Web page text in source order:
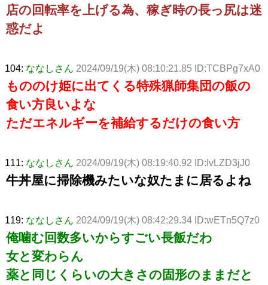
店の回転率を上げる為、稼ぎ時の長っ尻は迷
惑だよ
104: ななしさん 2024/09/19(木) 08:10:21.85 ID:TCBPg7xA0
もののけ姫に出てくる特殊猟師集団の飯の
食い方良いよな
ただエネルギーを補給するだけの食い方
111: ななしさん 2024/09/19(木) 08:19:40.92 ID:IvLZD3jJ0
牛丼屋に掃除機みたいな奴たまに居るよね
119: ななしさん 2024/09/19(木) 08:42:29.34 ID:wETn5Q7z0
俺噛む回数多いからすごい長飯だわ
女と変わらん
薬と同じくらいの大きさの固形のままだと